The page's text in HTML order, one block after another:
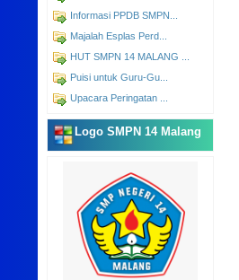
Informasi PPDB SMPN...
Majalah Esplas Perd...
HUT SMPN 14 MALANG ...
Puisi untuk Guru-Gu...
Upacara Peringatan ...
Logo SMPN 14 Malang